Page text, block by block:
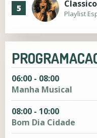
5 Playlist
06:00 - 08:00
Manha Musical
08:00 - 10:00
Bom Dia Cidade